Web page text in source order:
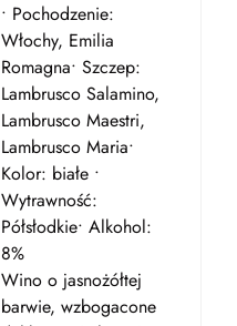
• Pochodzenie:
Włochy, Emilia
Romagna• Szczep:
Lambrusco Salamino,
Lambrusco Maestri,
Lambrusco Maria•
Kolor: białe •
Wytrawność:
Półsłodkie• Alkohol:
8%
Wino o jasnożółtej
barwie, wzbogacone